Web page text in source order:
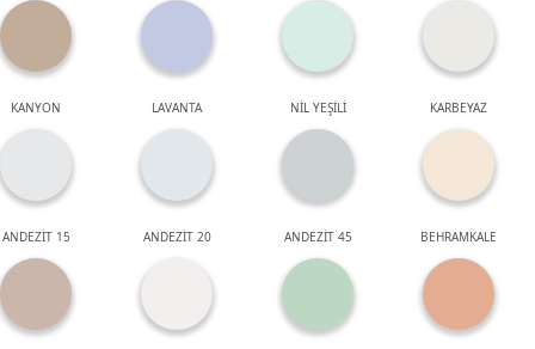
KANYON LAVANTA NİL YEŞİLİ KARBEYAZ
ANDEZİT 15 ANDEZİT 20 ANDEZİT 45 BEHRAMKALE